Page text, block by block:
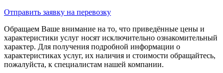
Отправить заявку на перевозку
Обращаем Ваше внимание на то, что приведённые цены и
характеристики услуг носят исключительно ознакомительный
характер. Для получения подробной информации о
характеристиках услуг, их наличия и стоимости обращайтесь,
пожалуйста, к специалистам нашей компании.